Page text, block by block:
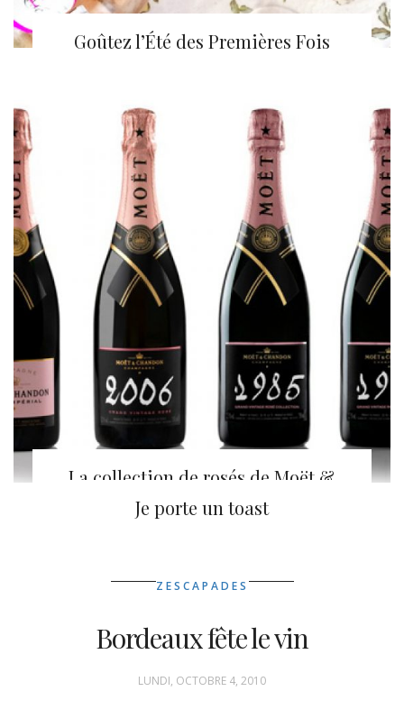
Goûtez l’Été des Premières Fois
La collection de rosés de Moët &
Chandon
Je porte un toast
ZESCAPADES
Bordeaux fête le vin
LUNDI, OCTOBRE 4, 2010